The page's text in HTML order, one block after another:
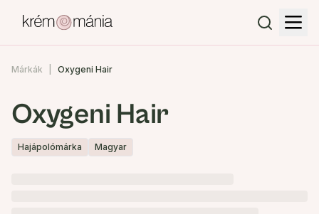
Márkák Oxygeni Hair
Oxygeni Hair
Hajápolómárka Magyar